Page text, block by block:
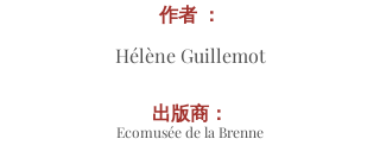
Hélène Guillemot
作者 ：
Ecomusée de la Brenne
出版商：